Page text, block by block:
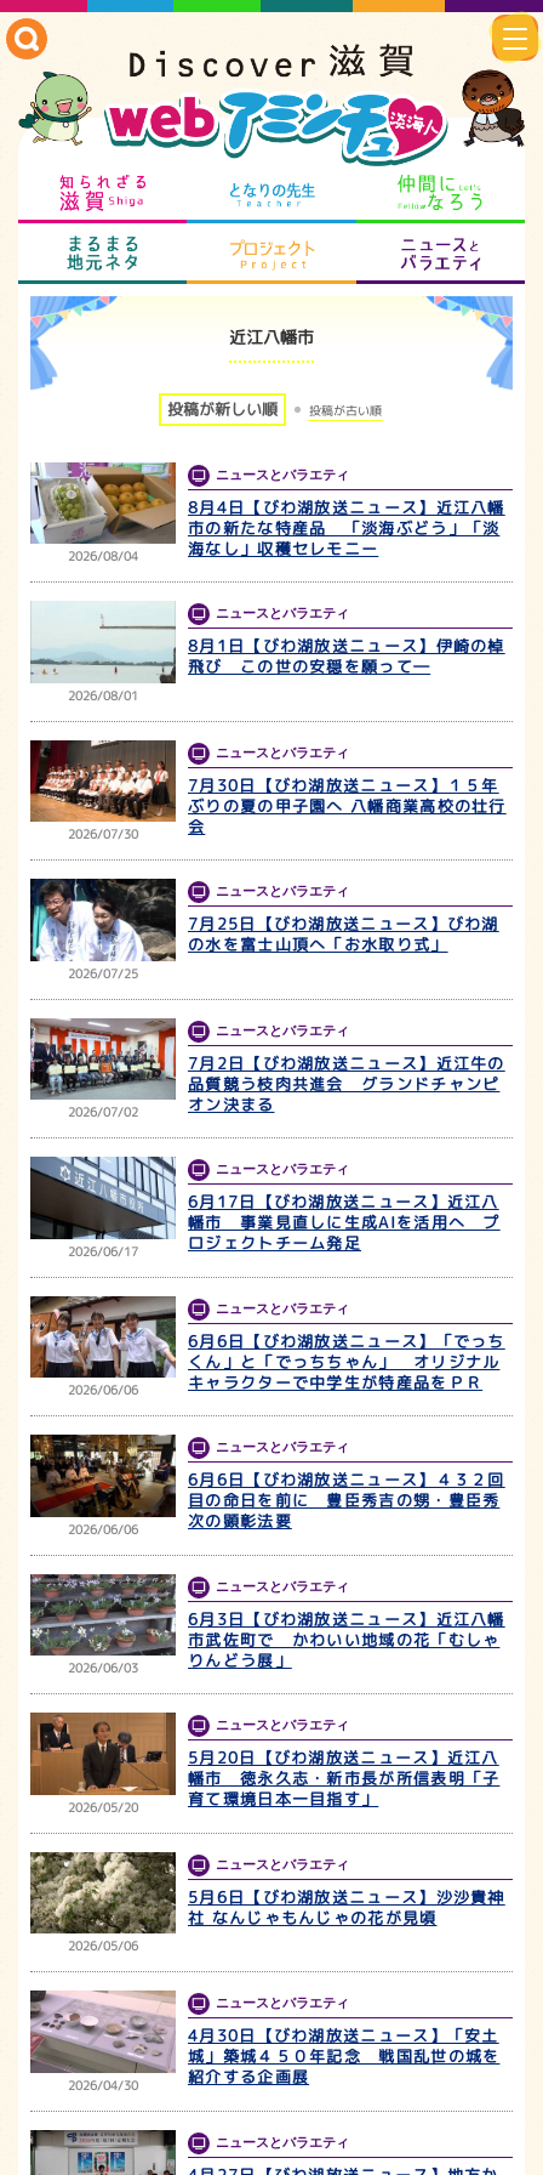
知られざる滋賀 となりの先生
まるまる地元ネタ プロジェクト
近江八幡市
投稿が新しい順 投稿が古い順
2026/08/04
ニュースとバラエティ
8月4日【びわ湖放送ニュース】近江八幡
市の新たな特産品 「淡海ぶどう」「淡
海なし」収穫セレモニー
2026/08/01
ニュースとバラエティ
8月1日【びわ湖放送ニュース】伊崎の棹
飛び この世の安穏を願って―
2026/07/30
ニュースとバラエティ
7月30日【びわ湖放送ニュース】１５年
ぶりの夏の甲子園へ 八幡商業高校の壮行
会
2026/07/25
ニュースとバラエティ
7月25日【びわ湖放送ニュース】びわ湖
の水を富士山頂へ「お水取り式」
2026/07/02
ニュースとバラエティ
7月2日【びわ湖放送ニュース】近江牛の
品質競う枝肉共進会 グランドチャンピ
オン決まる
2026/06/17
ニュースとバラエティ
6月17日【びわ湖放送ニュース】近江八
幡市 事業見直しに生成AIを活用へ プ
ロジェクトチーム発足
2026/06/06
ニュースとバラエティ
6月6日【びわ湖放送ニュース】「でっち
くん」と「でっちちゃん」 オリジナル
キャラクターで中学生が特産品をＰＲ
2026/06/06
ニュースとバラエティ
6月6日【びわ湖放送ニュース】４３２回
目の命日を前に 豊臣秀吉の甥・豊臣秀
次の顕彰法要
2026/06/03
ニュースとバラエティ
6月3日【びわ湖放送ニュース】近江八幡
市武佐町で かわいい地域の花「むしゃ
りんどう展」
2026/05/20
ニュースとバラエティ
5月20日【びわ湖放送ニュース】近江八
幡市 徳永久志・新市長が所信表明「子
育て環境日本一目指す」
2026/05/06
ニュースとバラエティ
5月6日【びわ湖放送ニュース】沙沙貴神
社 なんじゃもんじゃの花が見頃
2026/04/30
ニュースとバラエティ
4月30日【びわ湖放送ニュース】「安土
城」築城４５０年記念 戦国乱世の城を
紹介する企画展
ニュースとバラエティ